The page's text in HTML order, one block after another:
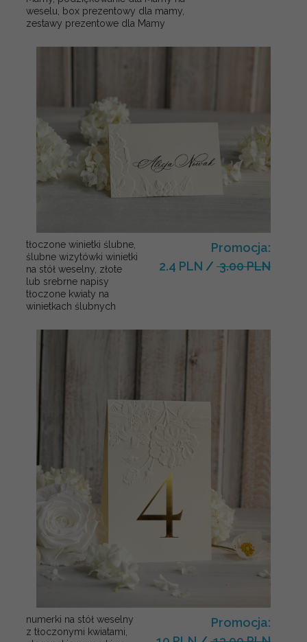
weselu, box prezentowy dla mamy,
zestawy prezentowe dla Mamy
tłoczone winietki ślubne,
ślubne wizytówki winietki
na stół weselny, złote
lub srebrne napisy
tłoczone kwiaty na
winietkach ślubnych
Promocja:
2.4 PLN / 3.00 PLN
numerki na stół weselny
z tłoczonymi kwiatami,
Promocja: